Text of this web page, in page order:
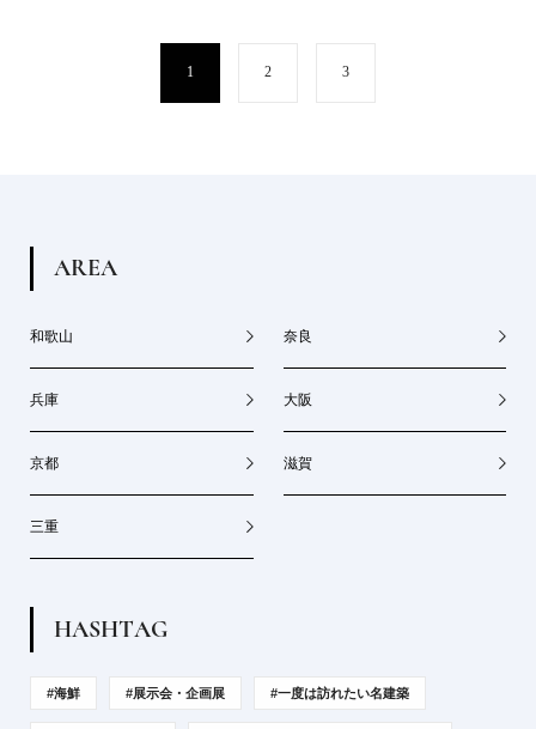
1 2 3
AREA
和歌山 奈良
兵庫 大阪
京都 滋賀
三重
HASHTAG
#海鮮 #展示会・企画展 #一度は訪れたい名建築